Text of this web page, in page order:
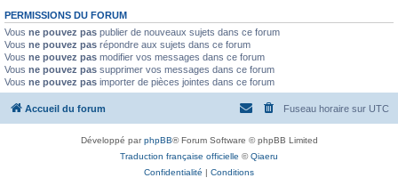
PERMISSIONS DU FORUM
Vous ne pouvez pas publier de nouveaux sujets dans ce forum
Vous ne pouvez pas répondre aux sujets dans ce forum
Vous ne pouvez pas modifier vos messages dans ce forum
Vous ne pouvez pas supprimer vos messages dans ce forum
Vous ne pouvez pas importer de pièces jointes dans ce forum
Accueil du forum Fuseau horaire sur UTC
Développé parphpBB® Forum Software © phpBB Limited
Traduction française officielle ©Qiaeru
Confidentialité | Conditions